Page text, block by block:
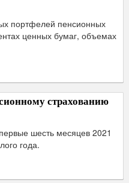
портфелей пенсионных
ценных бумаг, объемах
страхованию
шесть месяцев 2021
года.